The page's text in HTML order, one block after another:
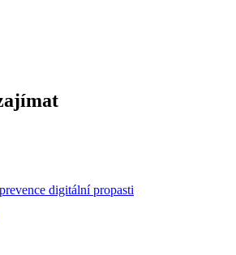
digitální propasti